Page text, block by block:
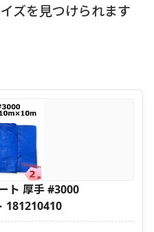
ズを見つけられます
ト 厚手 #3000
181210410